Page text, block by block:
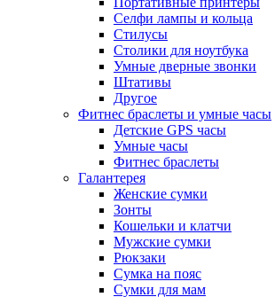
Селфи лампы и кольца
Стилусы
Столики для ноутбука
Умные дверные звонки
Штативы
Другое
Фитнес браслеты и умные часы
Детские GPS часы
Умные часы
Фитнес браслеты
Галантерея
Женские сумки
Зонты
Кошельки и клатчи
Мужские сумки
Рюкзаки
Сумка на пояс
Сумки для мам